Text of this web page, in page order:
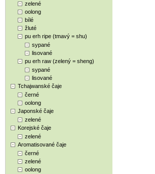
zelené
oolong
bílé
žluté
pu erh ripe (tmavý = shu)
sypané
lisované
pu erh raw (zelený = sheng)
sypané
lisované
Tchajwanské čaje
černé
oolong
Japonské čaje
zelené
Korejské čaje
zelené
Aromatisované čaje
černé
zelené
oolong